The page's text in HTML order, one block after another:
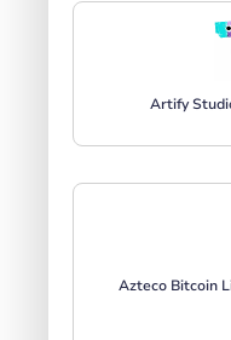
Artify
Azteco Bitcoin